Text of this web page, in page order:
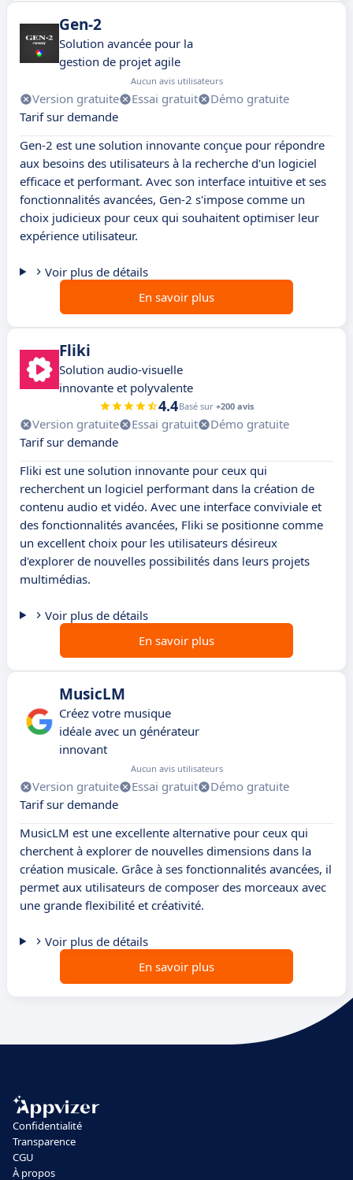
Gen-2
Solution avancée pour la
gestion de projet agile
Aucun avis utilisateurs
Version gratuite Essai gratuit
Démo gratuite
Tarif sur demande
Gen-2 est une solution innovante conçue pour répondre
aux besoins des utilisateurs à la recherche d'un logiciel
efficace et performant. Avec son interface intuitive et ses
fonctionnalités avancées, Gen-2 s'impose comme un
choix judicieux pour ceux qui souhaitent optimiser leur
expérience utilisateur.
Voir plus de détails
En savoir plus
Fliki
Solution audio-visuelle
innovante et polyvalente
4.4Basé sur +200 avis
Version gratuite Essai gratuit
Démo gratuite
Tarif sur demande
Fliki est une solution innovante pour ceux qui
recherchent un logiciel performant dans la création de
contenu audio et vidéo. Avec une interface conviviale et
des fonctionnalités avancées, Fliki se positionne comme
un excellent choix pour les utilisateurs désireux
d'explorer de nouvelles possibilités dans leurs projets
multimédias.
Voir plus de détails
En savoir plus
MusicLM
Créez votre musique
idéale avec un générateur
innovant
Aucun avis utilisateurs
Version gratuite Essai gratuit
Démo gratuite
Tarif sur demande
MusicLM est une excellente alternative pour ceux qui
cherchent à explorer de nouvelles dimensions dans la
création musicale. Grâce à ses fonctionnalités avancées, il
permet aux utilisateurs de composer des morceaux avec
une grande flexibilité et créativité.
Voir plus de détails
En savoir plus
Confidentialité
Transparence
CGU
À propos